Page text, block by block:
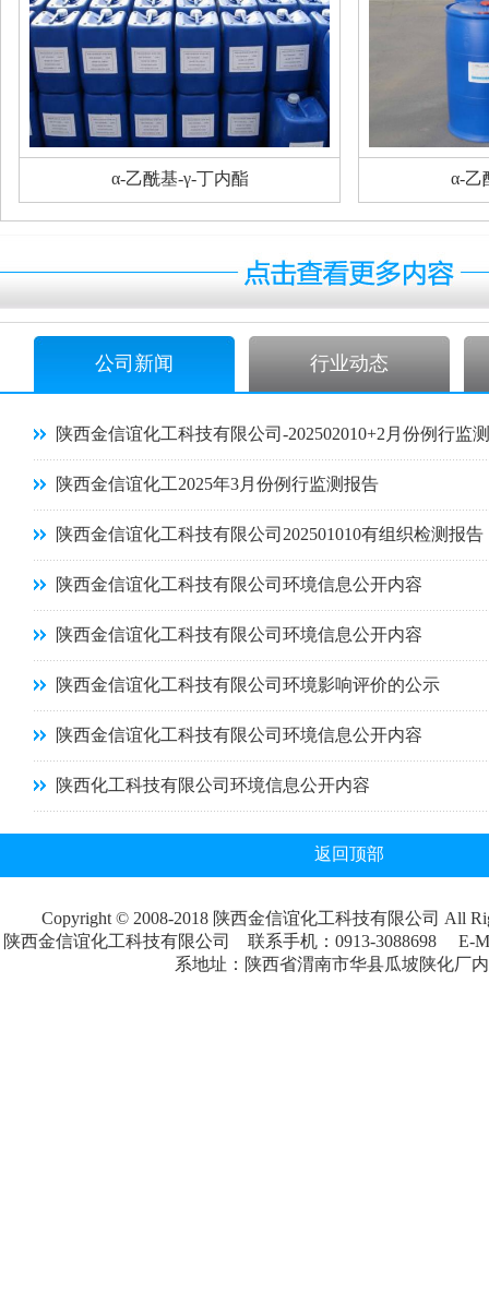
α-乙酰基-γ-丁内酯 α-乙
公司新闻 行业动态
陕西金信谊化工科技有限公司-202502010+2月份例行监
陕西金信谊化工2025年3月份例行监测报告
陕西金信谊化工科技有限公司202501010有组织检测报告
陕西金信谊化工科技有限公司环境信息公开内容
陕西金信谊化工科技有限公司环境信息公开内容
陕西金信谊化工科技有限公司环境影响评价的公示
陕西金信谊化工科技有限公司环境信息公开内容
陕西化工科技有限公司环境信息公开内容
返回顶部
Copyright © 2008-2018 陕西金信谊化工科技有限公司 All
陕西金信谊化工科技有限公司 联系手机：0913-3088698
系地址：陕西省渭南市华县瓜坡陕化厂